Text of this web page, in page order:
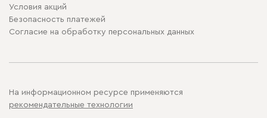
Условия акций
Безопасность платежей
Cогласие на обработку персональных данных
На информационном ресурсе применяются
рекомендательные технологии